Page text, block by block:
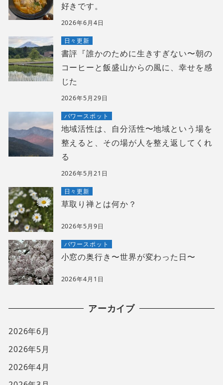
好きです。
2026年6月4日
日々更新
書評『誰かのために生きすぎない〜朝の
コーヒーと飯盛山からの風に、幸せを感
じた
2026年5月29日
パワースポット
地域活性は、自分活性〜地域という場を
整えると、その場が人を整え返してくれ
る
2026年5月21日
日々更新
草取り禅とは何か？
2026年5月9日
パワースポット
小窓の奥行き〜世界が変わった日〜
2026年4月1日
アーカイブ
2026年6月
2026年5月
2026年4月